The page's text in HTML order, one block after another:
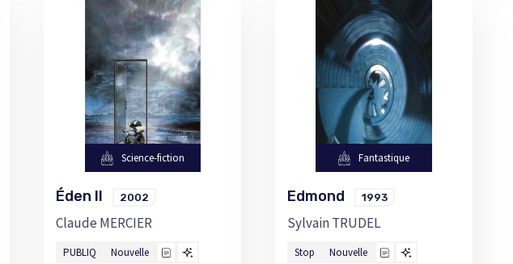
Science-fiction
Éden II 2002
Claude MERCIER
PUBLIQ Nouvelle
Fantastique
Edmond 1993
Sylvain TRUDEL
Stop Nouvelle